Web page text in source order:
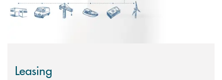
Leasing